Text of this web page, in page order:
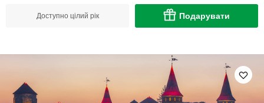
Доступно цілий рік Подарувати